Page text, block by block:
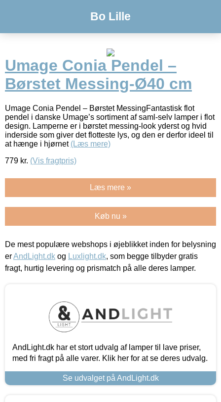
Bo Lille
Umage Conia Pendel –
Børstet Messing-Ø40 cm
Umage Conia Pendel – Børstet MessingFantastisk flot
pendel i danske Umage’s sortiment af saml-selv lamper i flot
design. Lamperne er i børstet messing-look yderst og hvid
inderside som giver det flotteste lys, og den er derfor ideel til
at hænge i hjørnet (Læs mere)
779 kr. (Vis fragtpris)
Læs mere »
Køb nu »
De mest populære webshops i øjeblikket inden for belysning
erAndLight.dk og Luxlight.dk, som begge tilbyder gratis
fragt, hurtig levering og prismatch på alle deres lamper.
AndLight.dk har et stort udvalg af lamper til lave priser,
med fri fragt på alle varer. Klik her for at se deres udvalg.
Se udvalget på AndLight.dk